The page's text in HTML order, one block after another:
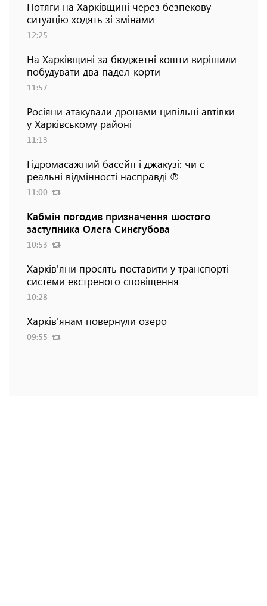
Потяги на Харківщині через безпекову
ситуацію ходять зі змінами
12:25
На Харківщині за бюджетні кошти вирішили
побудувати два падел-корти
11:57
Росіяни атакували дронами цивільні автівки
у Харківському районі
11:13
Гідромасажний басейн і джакузі: чи є
реальні відмінності насправді ℗
11:00
Кабмін погодив призначення шостого
заступника Олега Синєгубова
10:53
Харків'яни просять поставити у транспорті
системи екстреного сповіщення
10:28
Харків'янам повернули озеро
09:55